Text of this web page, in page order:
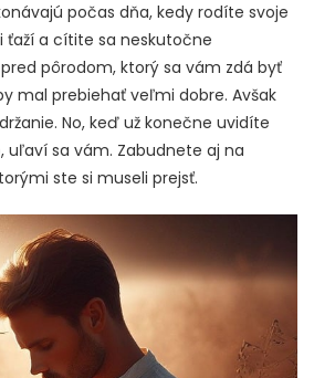
počas dňa, kedy rodíte svoje
ťaží a cítite sa neskutočne
pôrodom, ktorý sa vám zdá byť
mal prebiehať veľmi dobre. Avšak
No, keď už konečne uvidíte
uľaví sa vám. Zabudnete aj na
ste si museli prejsť.